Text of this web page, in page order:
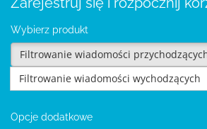
Wybierz produkt
Filtrowanie wiadomości
Filtrowanie wiadomości wychodzących
Opcje dodatkowe